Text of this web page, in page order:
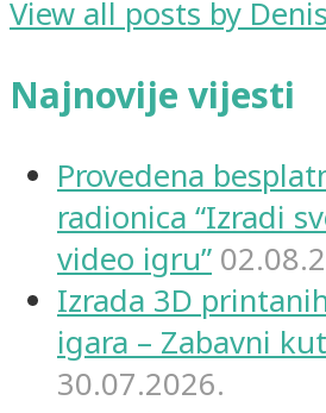
View all posts by
Najnovije vijesti
Provedena
radionica “Izradi
video igru”
Izrada 3D
igara – Zabavni
30.07.2026.